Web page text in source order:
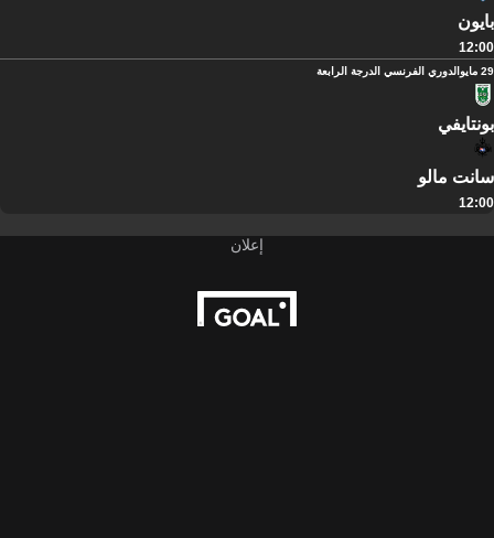
بايون
12:00
29 مايو الدوري الفرنسي الدرجة الرابعة
بونتايفي
سانت مالو
12:00